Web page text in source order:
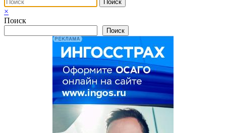
×
Поиск
Поиск